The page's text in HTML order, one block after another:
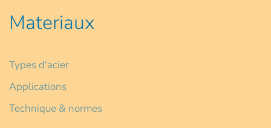
Materiaux
Types d'acier
Applications
Technique & normes